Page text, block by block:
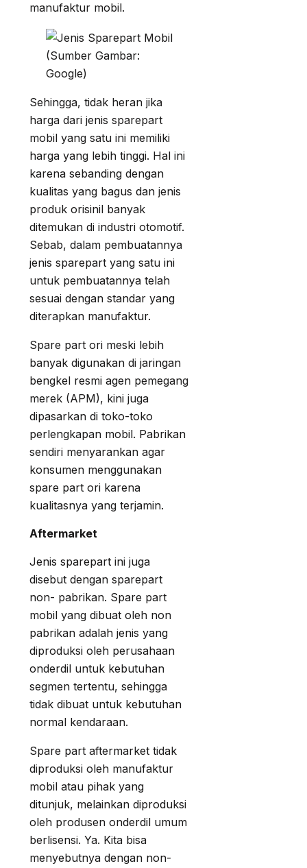
manufaktur mobil.
(Sumber Gambar:
Google)
Sehingga, tidak heran jika
harga dari jenis sparepart
mobil yang satu ini memiliki
harga yang lebih tinggi. Hal ini
karena sebanding dengan
kualitas yang bagus dan jenis
produk orisinil banyak
ditemukan di industri otomotif.
Sebab, dalam pembuatannya
jenis sparepart yang satu ini
untuk pembuatannya telah
sesuai dengan standar yang
diterapkan manufaktur.
Spare part ori meski lebih
banyak digunakan di jaringan
bengkel resmi agen pemegang
merek (APM), kini juga
dipasarkan di toko-toko
perlengkapan mobil. Pabrikan
sendiri menyarankan agar
konsumen menggunakan
spare part ori karena
kualitasnya yang terjamin.
Aftermarket
Jenis sparepart ini juga
disebut dengan sparepart
non- pabrikan. Spare part
mobil yang dibuat oleh non
pabrikan adalah jenis yang
diproduksi oleh perusahaan
onderdil untuk kebutuhan
segmen tertentu, sehingga
tidak dibuat untuk kebutuhan
normal kendaraan.
Spare part aftermarket tidak
diproduksi oleh manufaktur
mobil atau pihak yang
ditunjuk, melainkan diproduksi
oleh produsen onderdil umum
berlisensi. Ya. Kita bisa
menyebutnya dengan non-